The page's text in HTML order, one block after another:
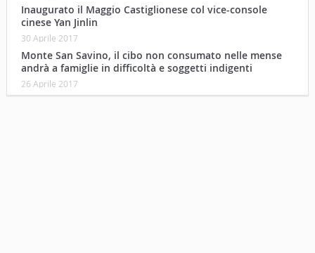
Inaugurato il Maggio Castiglionese col vice-console
cinese Yan Jinlin
30 Aprile 2017
Monte San Savino, il cibo non consumato nelle mense
andrà a famiglie in difficoltà e soggetti indigenti
26 Aprile 2017